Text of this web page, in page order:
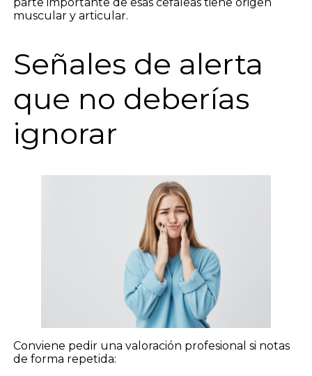
parte importante de esas cefaleas tiene origen
muscular y articular.
Señales de alerta
que no deberías
ignorar
Conviene pedir una valoración profesional si notas
de forma repetida: